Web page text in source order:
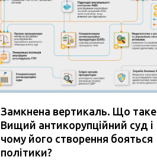
Замкнена вертикаль. Що таке
Вищий антикорупційний суд і
чому його створення бояться
політики?